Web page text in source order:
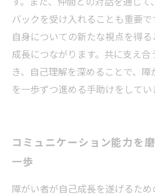
バックを受け入れることも重要
自身についての新たな視点を得
成長につながります。共に支え
き、自己理解を深めることで、
を一歩ずつ進める手助けをしてい
コミュニケーション能力を
一歩
障がい者が自己成長を遂げるた